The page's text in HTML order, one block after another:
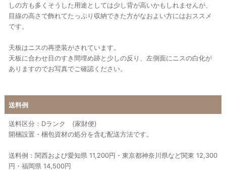
しの方も多くそうした用途としては少し背が高いかもしれませんが、
目線の高さで飾れてたっぷり収納できた方がなおよい方にはおススメ
です。
天板はニスの再塗装がされています。
天板に合わせ目のすき間埋め跡と少しの反り、左側面にニスの白化が
ありますのでお写真でご確認ください。
送料例
送料区分：Dランク (家財便)
開梱設置・梱包資材の処分を含む配送方法です。
送料例：関西および愛知県 11,200円・東京都神奈川県など関東 12,300
円・福岡県 14,500円